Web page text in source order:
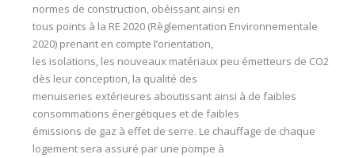
normes de construction, obéissant ainsi en
tous points à la RE 2020 (Règlementation Environnementale
2020) prenant en compte l’orientation,
les isolations, les nouveaux matériaux peu émetteurs de CO2
dès leur conception, la qualité des
menuiseries extérieures aboutissant ainsi à de faibles
consommations énergétiques et de faibles
émissions de gaz à effet de serre. Le chauffage de chaque
logement sera assuré par une pompe à